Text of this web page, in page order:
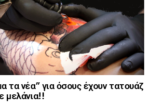
τα νέα” για όσους έχουν τατουάζ
μελάνια!!